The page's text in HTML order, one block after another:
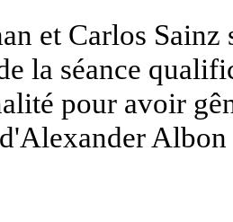
et Carlos
la séance
pour avoir